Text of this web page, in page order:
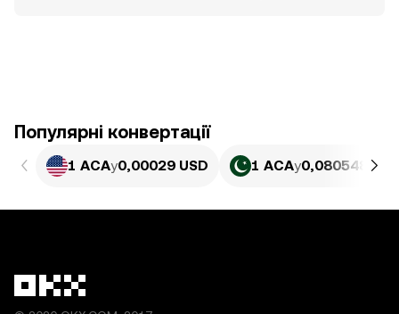
Популярні конвертації
1 ACAу0,00029 USD 1 ACAу0,080548 PKR